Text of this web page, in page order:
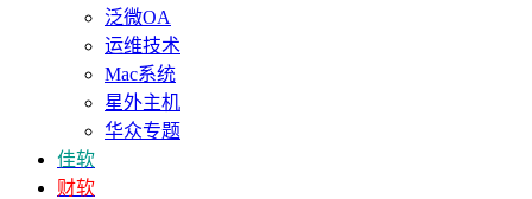
泛微OA
运维技术
Mac系统
星外主机
华众专题
佳软
财软